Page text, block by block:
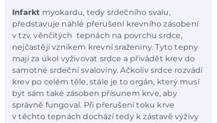
Infarkt myokardu, tedy srdečního svalu,
představuje náhlé přerušení krevního zásobení
v tzv. věnčitých tepnách na povrchu srdce,
nejčastěji vznikem krevní sraženiny. Tyto tepny
mají za úkol vyživovat srdce a přivádět krev do
samotné srdeční svaloviny. Ačkoliv srdce rozvádí
krev po celém těle, stále je to orgán, který musí
být sám také zásoben přísunem krve, aby
správně fungoval. Při přerušení toku krve
v těchto tepnách dochází tedy k zástavě výživy